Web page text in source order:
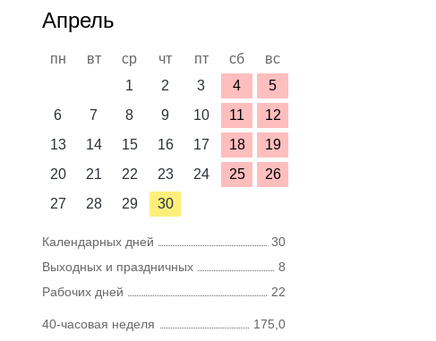
Апрель
пн вт ср чт пт сб
вс
1
2 3 4
5
6
7 8 9 10 11
12
13
14 15 16 17 18
19
20
21 22 23 24 25
26
27
28 29 30
Календарных дней
30
Выходных и праздничных
8
Рабочих дней
22
40-часовая неделя
175,0